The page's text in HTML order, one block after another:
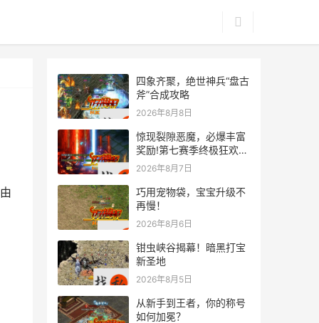
四象齐聚，绝世神兵“盘古
斧”合成攻略
2026年8月8日
惊现裂隙恶魔，必爆丰富
奖励!第七赛季终极狂欢来
袭
2026年8月7日
巧用宠物袋，宝宝升级不
再慢！
2026年8月6日
钳虫峡谷揭幕！暗黑打宝
新圣地
2026年8月5日
从新手到王者，你的称号
如何加冕？